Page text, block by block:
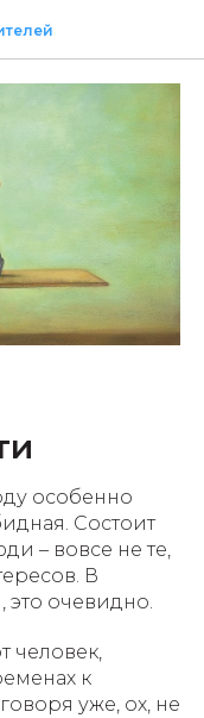
особенно
Состоит
– вовсе не те,
В
это очевидно.
человек,
к
уже, ох, не